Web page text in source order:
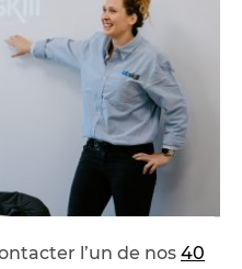
l’un de nos 40